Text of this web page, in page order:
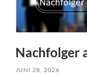
Nachfolger
JUNI 28, 2026